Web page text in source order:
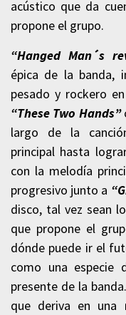
acústico que da
propone el grupo.
“Hanged Man´s
épica de la banda,
pesado y rockero
“These Two Hands”
largo de la
principal hasta
con la melodía
progresivo junto a
disco, tal vez sean
que propone el
dónde puede ir el
como una especie
presente de la
que deriva en una